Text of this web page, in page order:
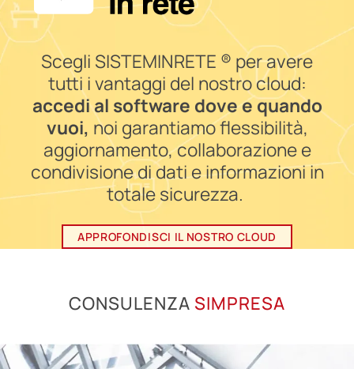
Scegli SISTEMINRETE ® per avere
tutti i vantaggi del nostro cloud:
accedi al software dove e quando
vuoi, noi garantiamo flessibilità,
aggiornamento, collaborazione e
condivisione di dati e informazioni in
totale sicurezza.
APPROFONDISCI IL NOSTRO CLOUD
CONSULENZA SIMPRESA